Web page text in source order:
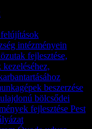
intézményein
fejlesztése,
beszerzése
bölcsődei
fejlesztése Pest